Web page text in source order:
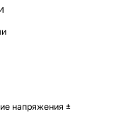
напряжения ±